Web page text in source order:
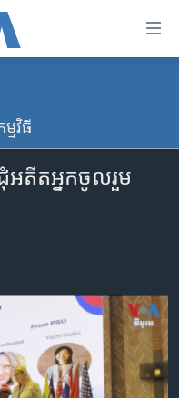
មវិធី​
ជុំអតីតអ្នកចូលរួម